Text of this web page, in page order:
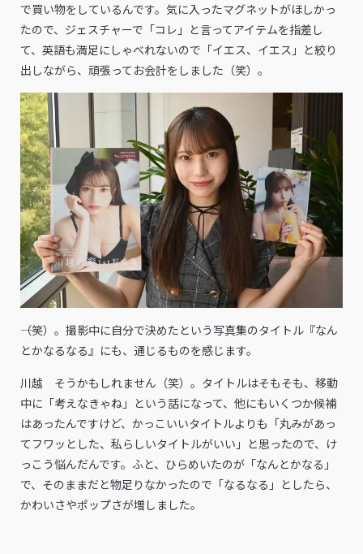
で買い物をしているんです。気に入ったマグネットがほしかっ
たので、ジェスチャーで「コレ」と言ってアイテムを指差し
て、英語も満足にしゃべれないので「イエス、イエス」と絞り
出しながら、頑張ってお会計をしました（笑）。
――（笑）。撮影中に自分で決めたという写真集のタイトル『なん
とかなるなる』にも、通じるものを感じます。
川越 そうかもしれません（笑）。タイトルはそもそも、移動
中に「考えなきゃね」という話になって、他にもいくつか候補
はあったんですけど、かっこいいタイトルよりも「丸みがあっ
てフワッとした、私らしいタイトルがいい」と思ったので、け
っこう悩んだんです。ふと、ひらめいたのが「なんとかなる」
で、そのままだと物足りなかったので「なるなる」としたら、
かわいさやポップさが増しました。